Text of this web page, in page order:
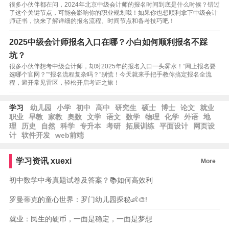
很多小伙伴都在问，2024年北京中级会计师的报名时间到底是什么时候？错过
了这个关键节点，可能会影响你的职业规划哦！如果你也想顺利拿下中级会计
师证书，快来了解详细的报名流程、时间节点和备考技巧吧！
2025中级会计师报名入口在哪？小白如何顺利报名不踩
坑？
很多小伙伴想考中级会计师，却对2025年的报名入口一头雾水！“网上报名要
选哪个官网？”“报名流程复杂吗？”别慌！今天就来手把手教你搞定报名全流
程，避开常见雷区，轻松开启考证之旅！
学习 幼儿园 小学 初中 高中 研究生 硕士 博士 论文
就业
职业
早教 家教 奥数 文学 语文 数学 物理 化学 外语
地
理
历史 自然 科学 专升本 考研 拓展训练 平面设计
网页设
计
软件开发 web前端
学习资讯 xuexi More
初中数学中考真题试卷及答案？📚如何高效利
罗曼蒂克的童心世界：罗门幼儿园探秘👶🎨!
就业：民生的硬币，一面是稳定，一面是梦想